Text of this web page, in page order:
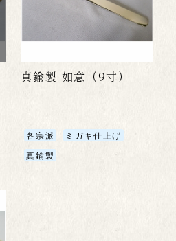
真鍮製 如意（9寸）
各宗派
ミガキ仕上げ
真鍮製